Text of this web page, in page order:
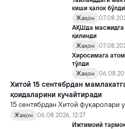
киши ҳалок бўлди
Жаҳон
АҚШда масжидга
қилинди
Жаҳон
Хиросимага
тўлди
Жаҳон
Хитой 15 сентябрдан
қоидаларини кучайтиради
15 сентябрдан Хитой фуқаролари
хорижликлар учун эса Хитойга
қоидалар кучга киради.
Жаҳон
06.08.2026, 12:27
Ижтимоий